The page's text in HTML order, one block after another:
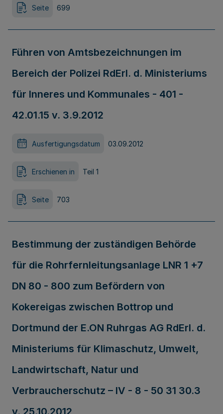
Seite 699
Führen von Amtsbezeichnungen im
Bereich der Polizei RdErl. d. Ministeriums
für Inneres und Kommunales - 401 -
42.01.15 v. 3.9.2012
Ausfertigungsdatum 03.09.2012
Erschienen in Teil 1
Seite 703
Bestimmung der zuständigen Behörde
für die Rohrfernleitungsanlage LNR 1 +7
DN 80 - 800 zum Befördern von
Kokereigas zwischen Bottrop und
Dortmund der E.ON Ruhrgas AG RdErl. d.
Ministeriums für Klimaschutz, Umwelt,
Landwirtschaft, Natur und
Verbraucherschutz – IV - 8 - 50 31 30.3
v. 25.10.2012